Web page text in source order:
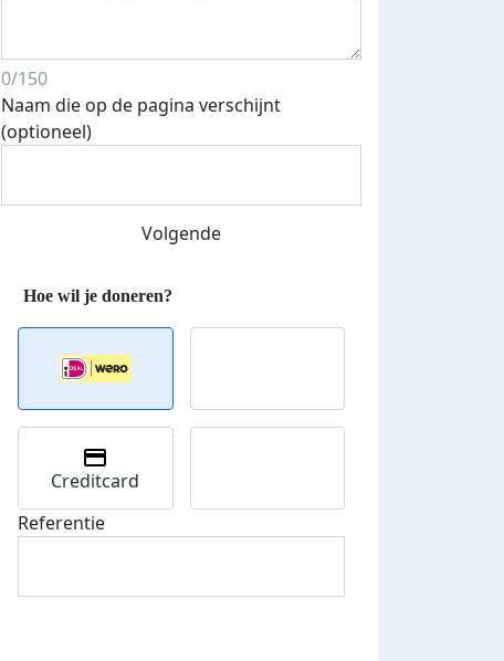
0/150
Naam die op de pagina verschijnt
(optioneel)
Volgende
Creditcard
Referentie